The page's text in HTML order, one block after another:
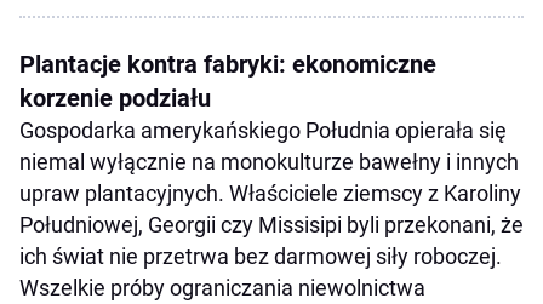
Plantacje kontra fabryki: ekonomiczne
korzenie podziału
Gospodarka amerykańskiego Południa opierała się
niemal wyłącznie na monokulturze bawełny i innych
upraw plantacyjnych. Właściciele ziemscy z Karoliny
Południowej, Georgii czy Missisipi byli przekonani, że
ich świat nie przetrwa bez darmowej siły roboczej.
Wszelkie próby ograniczania niewolnictwa